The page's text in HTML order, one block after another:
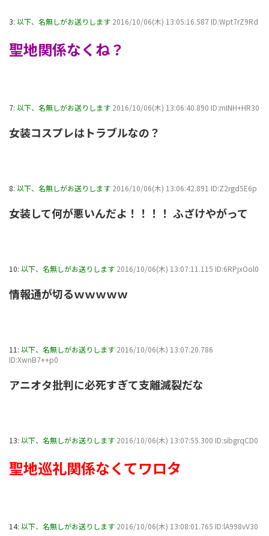
3: 以下、名無しがお送りします 2016/10/06(木) 13:05:16.587 ID:Wpt7rZ9Rd
聖地関係なくね？
7: 以下、名無しがお送りします 2016/10/06(木) 13:06:40.890 ID:mINH+HR30
女装コスプレはトラブルなの？
8: 以下、名無しがお送りします 2016/10/06(木) 13:06:42.891 ID:Z2rgd5E6p
女装して何が悪いんだよ！！！！ ふざけやがって
10: 以下、名無しがお送りします 2016/10/06(木) 13:07:11.115 ID:6RPjxOol0
情報通が切るｗｗｗｗｗ
11: 以下、名無しがお送りします 2016/10/06(木) 13:07:20.786
ID:XwnB7++p0
アニオタ批判に必死すぎて支離滅裂だな
13: 以下、名無しがお送りします 2016/10/06(木) 13:07:55.300 ID:sibgrqCD0
聖地巡礼関係なくてワロタ
14: 以下、名無しがお送りします 2016/10/06(木) 13:08:01.765 ID:lA998vV30